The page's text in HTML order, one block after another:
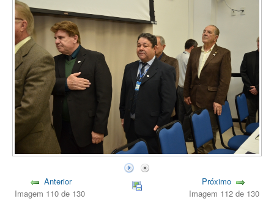
Anterior
Imagem 110 de 130
Próximo
Imagem 112 de 130